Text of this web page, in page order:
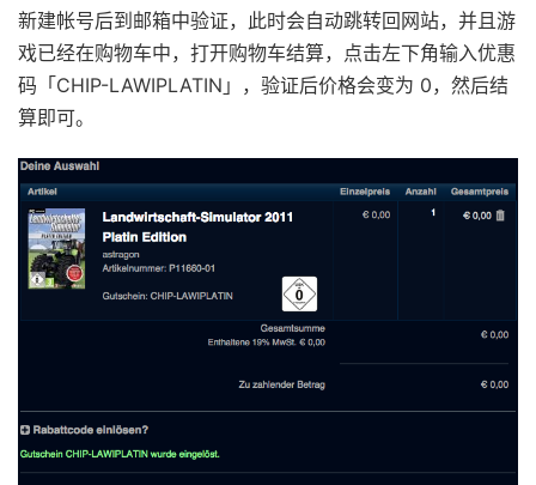
新建帐号后到邮箱中验证，此时会自动跳转回网站，并且游
戏已经在购物车中，打开购物车结算，点击左下角输入优惠
码「CHIP-LAWIPLATIN」，验证后价格会变为 0，然后结
算即可。